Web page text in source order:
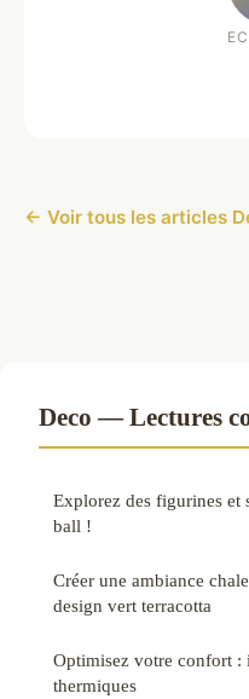
← Voir tous les articles
Deco — Lectures
Explorez des figurines et
ball !
Créer une ambiance
design vert terracotta
Optimisez votre confort :
thermiques